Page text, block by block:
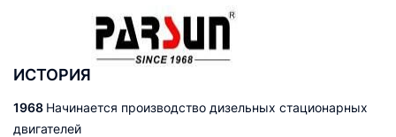
ИСТОРИЯ
1968 Начинается производство дизельных стационарных
двигателей